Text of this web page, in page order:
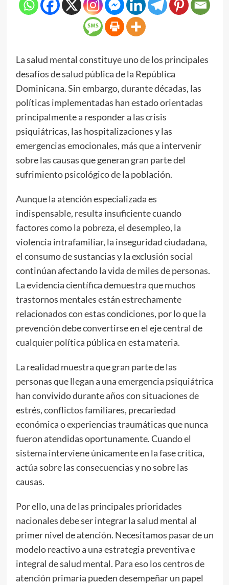
La salud mental constituye uno de los principales
desafíos de salud pública de la República
Dominicana. Sin embargo, durante décadas, las
políticas implementadas han estado orientadas
principalmente a responder a las crisis
psiquiátricas, las hospitalizaciones y las
emergencias emocionales, más que a intervenir
sobre las causas que generan gran parte del
sufrimiento psicológico de la población.
Aunque la atención especializada es
indispensable, resulta insuficiente cuando
factores como la pobreza, el desempleo, la
violencia intrafamiliar, la inseguridad ciudadana,
el consumo de sustancias y la exclusión social
continúan afectando la vida de miles de personas.
La evidencia científica demuestra que muchos
trastornos mentales están estrechamente
relacionados con estas condiciones, por lo que la
prevención debe convertirse en el eje central de
cualquier política pública en esta materia.
La realidad muestra que gran parte de las
personas que llegan a una emergencia psiquiátrica
han convivido durante años con situaciones de
estrés, conflictos familiares, precariedad
económica o experiencias traumáticas que nunca
fueron atendidas oportunamente. Cuando el
sistema interviene únicamente en la fase crítica,
actúa sobre las consecuencias y no sobre las
causas.
Por ello, una de las principales prioridades
nacionales debe ser integrar la salud mental al
primer nivel de atención. Necesitamos pasar de un
modelo reactivo a una estrategia preventiva e
integral de salud mental. Para eso los centros de
atención primaria pueden desempeñar un papel